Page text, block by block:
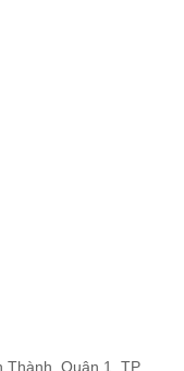
Thành, Quận 1, TP